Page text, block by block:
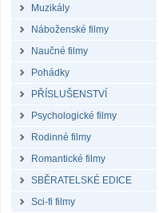
Muzikály
Náboženské filmy
Naučné filmy
Pohádky
PŘÍSLUŠENSTVÍ
Psychologické filmy
Rodinné filmy
Romantické filmy
SBĚRATELSKÉ EDICE
Sci-fi filmy